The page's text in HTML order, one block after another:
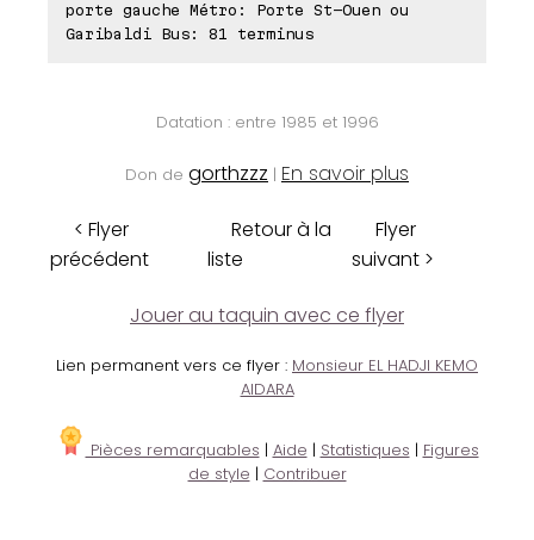
porte gauche Métro: Porte St-Ouen ou
Garibaldi Bus: 81 terminus
Datation : entre 1985 et 1996
Don de gorthzzz | En savoir plus
< Flyer
précédent
Retour à la
liste
Flyer
suivant >
Jouer au taquin avec ce flyer
Lien permanent vers ce flyer : Monsieur EL HADJI KEMO
AIDARA
Pièces remarquables | Aide | Statistiques | Figures
de style | Contribuer